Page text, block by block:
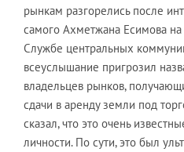
рынкам разгорелись после
самого Ахметжана Есимова
Службе центральных
всеуслышание пригрозил
владельцев рынков,
сдачи в аренду земли под
сказал, что это очень
личности. По сути, это был